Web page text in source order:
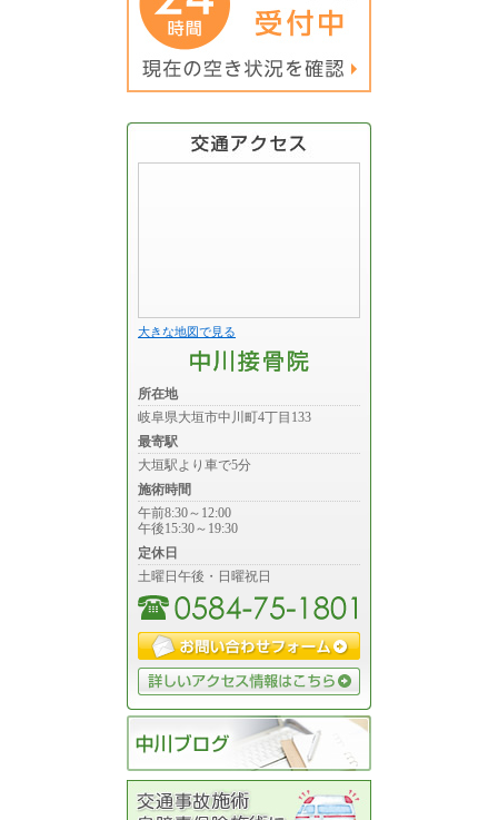
大きな地図で見る
所在地
岐阜県大垣市中川町4丁目133
最寄駅
大垣駅より車で5分
施術時間
午前8:30～12:00
午後15:30～19:30
定休日
土曜日午後・日曜祝日